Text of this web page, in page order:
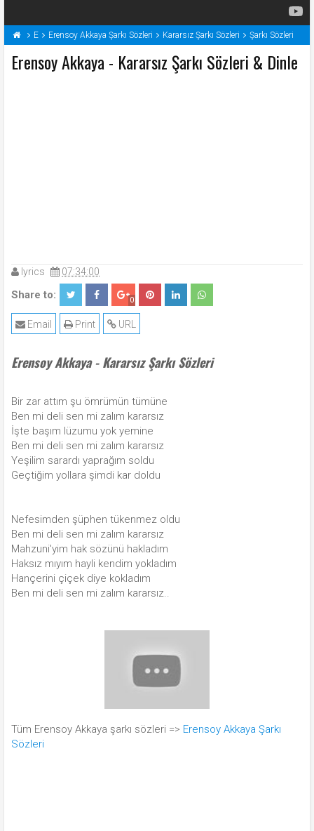
E Erensoy Akkaya Şarkı Sözleri Kararsız Şarkı Sözleri Şarkı Sözleri
Erensoy Akkaya - Kararsız Şarkı Sözleri & Dinle
lyrics 07:34:00
Share to: 0
URL
Print
Email
Erensoy Akkaya - Kararsız Şarkı Sözleri
Bir zar attım şu ömrümün tümüne
Ben mi deli sen mi zalım kararsız
İşte başım lüzumu yok yemine
Ben mi deli sen mi zalım kararsız
Yeşilim sarardı yaprağım soldu
Geçtiğim yollara şimdi kar doldu
Nefesimden şüphen tükenmez oldu
Ben mi deli sen mi zalım kararsız
Mahzuni'yim hak sözünü hakladım
Haksız mıyım hayli kendim yokladım
Hançerini çiçek diye kokladım
Ben mi deli sen mi zalım kararsız..
Tüm Erensoy Akkaya şarkı sözleri => Erensoy Akkaya Şarkı
Sözleri